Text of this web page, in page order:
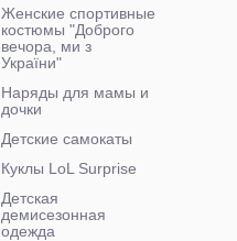
Женские спортивные
костюмы "Доброго
вечора, ми з
України"
Наряды для мамы и
дочки
Детские самокаты
Куклы LoL Surprise
Детская
демисезонная
одежда